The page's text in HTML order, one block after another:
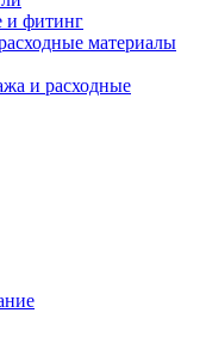
и фитинг
материалы
и расходные